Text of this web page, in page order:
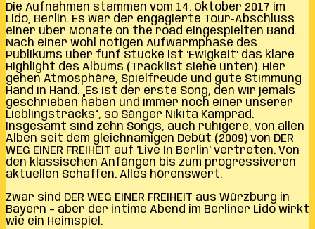
Die Aufnahmen stammen vom 14. Oktober 2017 im
Lido, Berlin. Es war der engagierte Tour-Abschluss
einer über Monate on the road eingespielten Band.
Nach einer wohl nötigen Aufwärmphase des
Publikums über fünf Stücke ist ‘Ewigkeit’ das klare
Highlight des Albums (Tracklist siehe unten). Hier
gehen Atmosphäre, Spielfreude und gute Stimmung
Hand in Hand. „Es ist der erste Song, den wir jemals
geschrieben haben und immer noch einer unserer
Lieblingstracks“, so Sänger Nikita Kamprad.
Insgesamt sind zehn Songs, auch ruhigere, von allen
Alben seit dem gleichnamigen Debüt (2009) von DER
WEG EINER FREIHEIT auf ‘Live In Berlin’ vertreten. Von
den klassischen Anfängen bis zum progressiveren
aktuellen Schaffen. Alles hörenswert.
Zwar sind DER WEG EINER FREIHEIT aus Würzburg in
Bayern – aber der intime Abend im Berliner Lido wirkt
wie ein Heimspiel.